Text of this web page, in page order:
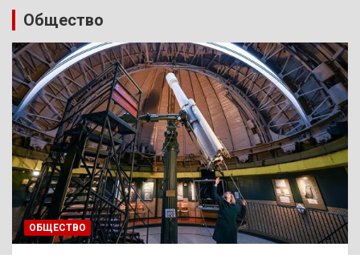
Общество
ОБЩЕСТВО